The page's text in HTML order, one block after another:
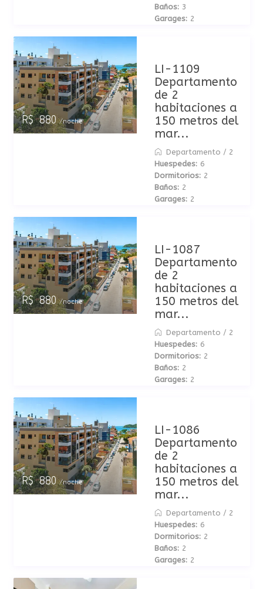
Baños: 3
Garages: 2
R$ 880/noche
LI-1109
Departamento
de 2
habitaciones a
150 metros del
mar...
Departamento / 2
Huespedes: 6
Dormitorios: 2
Baños: 2
Garages: 2
R$ 880/noche
LI-1087
Departamento
de 2
habitaciones a
150 metros del
mar...
Departamento / 2
Huespedes: 6
Dormitorios: 2
Baños: 2
Garages: 2
R$ 880/noche
LI-1086
Departamento
de 2
habitaciones a
150 metros del
mar...
Departamento / 2
Huespedes: 6
Dormitorios: 2
Baños: 2
Garages: 2